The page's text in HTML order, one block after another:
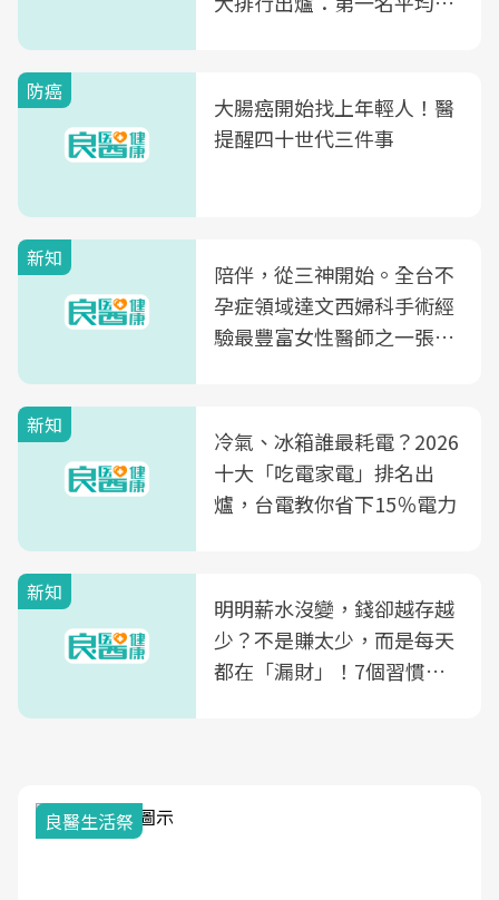
防癌
大腸癌開始找上年輕人！醫
提醒四十世代三件事
新知
陪伴，從三神開始。全台不
孕症領域達文西婦科手術經
驗最豐富女性醫師之一張永
光田醫院建構360度女性健
康照護生態圈
新知
冷氣、冰箱誰最耗電？2026
十大「吃電家電」排名出
爐，台電教你省下15％電力
新知
明明薪水沒變，錢卻越存越
少？不是賺太少，而是每天
都在「漏財」！7個習慣一
良醫生活祭